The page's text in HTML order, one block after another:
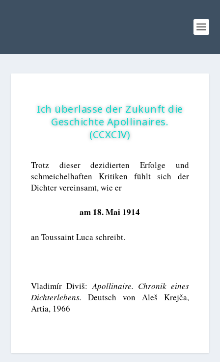
Ich überlasse der Zukunft die
Geschichte Apollinaires.
(CCXCIV)
Trotz dieser dezidierten Erfolge und
schmeichelhaften Kritiken fühlt sich der
Dichter vereinsamt, wie er
am 18. Mai 1914
an Toussaint Luca schreibt.
Vladimír Diviš:Apollinaire. Chronik eines
Dichterlebens. Deutsch von Aleš Krejča,
Artia, 1966